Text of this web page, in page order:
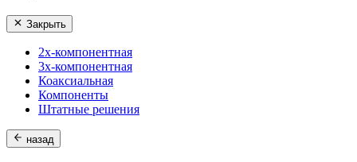
Закрыть
2х-компонентная
3х-компонентная
Коаксиальная
Компоненты
Штатные решения
назад